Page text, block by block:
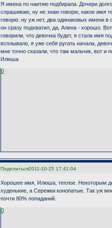
Я имена по наитию подбирала. Дочери
спрашиваю, ну не знаю говорю, какое имя
говорю. ну уж нет, два одинаковых имени в
он сразу подхватил, да, Алена - хорошо.
говорили, что девочка будет, я стала
всплывало, я уже себя ругать начала,
мне точно сказали, что там мальчик, вот
Илюша
0
Поделиться2011-10-25 17:41:04
Хорошее имя, Илюша, теплое. Некоторым
худенькие, а Сережки конопатые. Так уж
почти 80% попаданий.
0